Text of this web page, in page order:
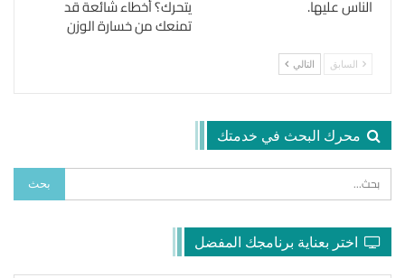
الناس عليها. يتحرك؟ أخطاء شائعة قد
تمنعك من خسارة الوزن
السابق التالي
محرك البحث في خدمتك
اختر بعناية برنامجك المفضل